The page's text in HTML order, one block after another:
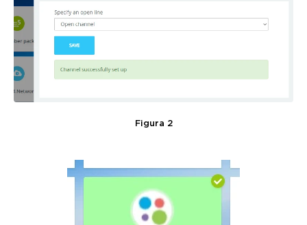
Figura 2